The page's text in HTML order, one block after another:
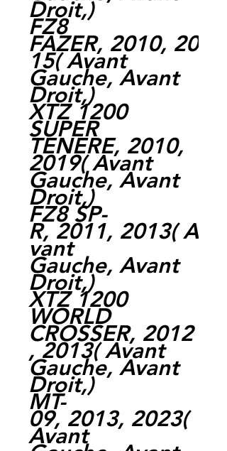
Droit,)
FZ8
FAZER, 2010, 20
15( Avant
Gauche, Avant
Droit,)
XTZ 1200
SUPER
TENERE, 2010,
2019( Avant
Gauche, Avant
Droit,)
FZ8 SP-
R, 2011, 2013( A
vant
Gauche, Avant
Droit,)
XTZ 1200
WORLD
CROSSER, 2012
, 2013( Avant
Gauche, Avant
Droit,)
MT-
09, 2013, 2023(
Avant